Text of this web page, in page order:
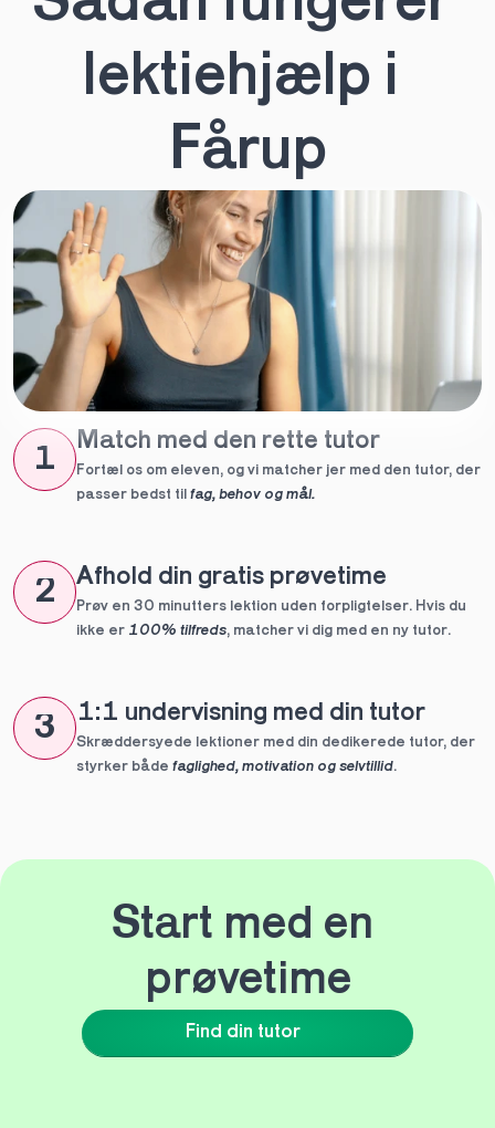
lektiehjælp i
Fårup
1
Match med den rette tutor
Fortæl os om eleven, og vi matcher jer med den tutor, der
passer bedst til fag, behov og mål.
2 Afhold din gratis prøvetime
Prøv en 30 minutters lektion uden forpligtelser. Hvis du
ikke er 100% tilfreds, matcher vi dig med en ny tutor.
3 1:1 undervisning med din tutor
Skræddersyede lektioner med din dedikerede tutor, der
styrker både faglighed, motivation og selvtillid.
Find din tutor
Start med en
prøvetime